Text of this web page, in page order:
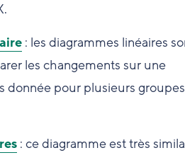
: les diagrammes linéaires
les changements sur une
donnée pour plusieurs
: ce diagramme est très